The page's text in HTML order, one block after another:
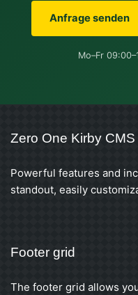
Anfrage senden
Mo–Fr
Zero One Kirby
Powerful features and
standout, easily
Footer grid
The footer grid allows